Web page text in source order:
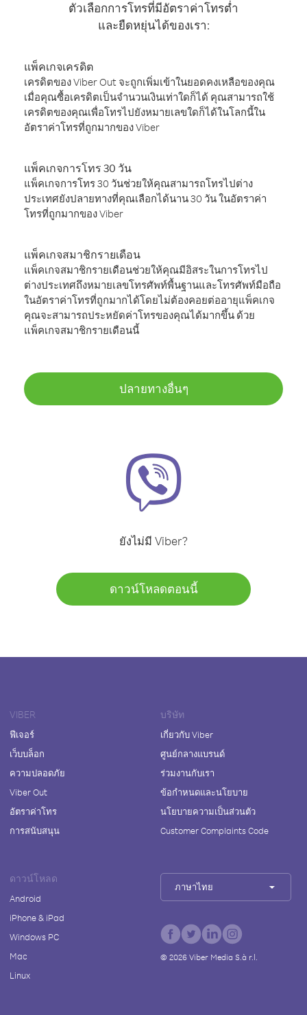
ตัวเลือกการโทรที่มีอัตราค่าโทรต่ำ
และยืดหยุ่นได้ของเรา:
แพ็คเกจเครดิต
เครดิตของ Viber Out จะถูกเพิ่มเข้าในยอดคงเหลือของคุณ
เมื่อคุณซื้อเครดิตเป็นจำนวนเงินเท่าใดก็ได้ คุณสามารถใช้
เครดิตของคุณเพื่อโทรไปยังหมายเลขใดก็ได้ในโลกนี้ใน
อัตราค่าโทรที่ถูกมากของ Viber
แพ็คเกจการโทร 30 วัน
แพ็คเกจการโทร 30 วันช่วยให้คุณสามารถโทรไปต่าง
ประเทศยังปลายทางที่คุณเลือกได้นาน 30 วัน ในอัตราค่า
โทรที่ถูกมากของ Viber
แพ็คเกจสมาชิกรายเดือน
แพ็คเกจสมาชิกรายเดือนช่วยให้คุณมีอิสระในการโทรไป
ต่างประเทศถึงหมายเลขโทรศัพท์พื้นฐานและโทรศัพท์มือถือ
ในอัตราค่าโทรที่ถูกมากได้โดยไม่ต้องคอยต่ออายุแพ็คเกจ
คุณจะสามารถประหยัดค่าโทรของคุณได้มากขึ้น ด้วย
แพ็คเกจสมาชิกรายเดือนนี้
ปลายทางอื่นๆ
ยังไม่มี Viber?
ดาวน์โหลดตอนนี้
VIBER
ฟีเจอร์
เว็บบล็อก
ความปลอดภัย
Viber Out
อัตราค่าโทร
การสนับสนุน
บริษัท
เกี่ยวกับ Viber
ศูนย์กลางแบรนด์
ร่วมงานกับเรา
ข้อกำหนดและนโยบาย
นโยบายความเป็นส่วนตัว
Customer Complaints Code
ดาวน์โหลด
Android
iPhone & iPad
Windows PC
Mac
Linux
ภาษาไทย
© 2026Viber Media S.à r.l.